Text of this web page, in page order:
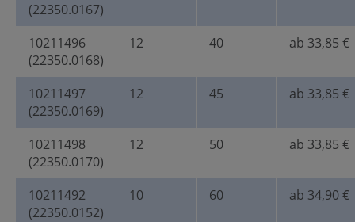
(22350.0167)
10211496
(22350.0168)
12 40 ab 33,85 €
10211497
(22350.0169)
12 45 ab 33,85 €
10211498
(22350.0170)
12 50 ab 33,85 €
10211492
(22350.0152)
10 60 ab 34,90 €